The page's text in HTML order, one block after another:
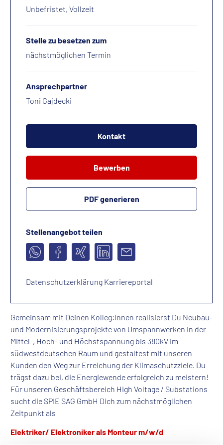
Gemeinsam mit Deinen Kolleg:Innen realisierst Du Neubau-
und Modernisierungsprojekte von Umspannwerken in der
Mittel-, Hoch- und Höchstspannung bis 380kV im
südwestdeutschen Raum und gestaltest mit unseren
Kunden den Weg zur Erreichung der Klimaschutzziele. Du
trägst dazu bei, die Energiewende erfolgreich zu meistern!
Für unseren Geschäftsbereich High Voltage / Substations
sucht die SPIE SAG GmbH Dich zum nächstmöglichen
Zeitpunkt als
Elektriker/ Elektroniker als Monteur m/w/d
Unbefristet, Vollzeit
Stelle zu besetzen zum
nächstmöglichen Termin
Ansprechpartner
Toni Gajdecki
Kontakt
Bewerben
PDF generieren
Stellenangebot teilen
Datenschutzerklärung Karriereportal